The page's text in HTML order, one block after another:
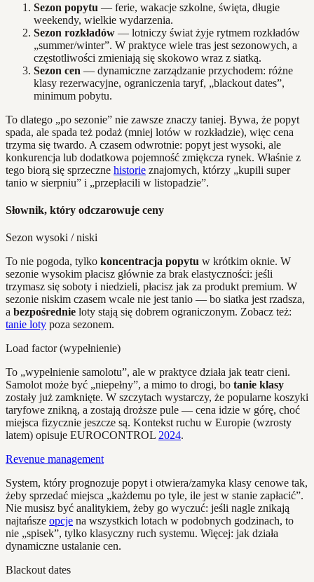
Sezon popytu — ferie, wakacje szkolne, święta, długie
weekendy, wielkie wydarzenia.
Sezon rozkładów — lotniczy świat żyje rytmem rozkładów
„summer/winter”. W praktyce wiele tras jest sezonowych, a
częstotliwości zmieniają się skokowo wraz z siatką.
Sezon cen — dynamiczne zarządzanie przychodem: różne
klasy rezerwacyjne, ograniczenia taryf, „blackout dates”,
minimum pobytu.
To dlatego „po sezonie” nie zawsze znaczy taniej. Bywa, że popyt
spada, ale spada też podaż (mniej lotów w rozkładzie), więc cena
trzyma się twardo. A czasem odwrotnie: popyt jest wysoki, ale
konkurencja lub dodatkowa pojemność zmiękcza rynek. Właśnie z
tego biorą się sprzeczne historie znajomych, którzy „kupili super
tanio w sierpniu” i „przepłacili w listopadzie”.
Słownik, który odczarowuje ceny
Sezon wysoki / niski
To nie pogoda, tylko koncentracja popytu w krótkim oknie. W
sezonie wysokim płacisz głównie za brak elastyczności: jeśli
trzymasz się soboty i niedzieli, płacisz jak za produkt premium. W
sezonie niskim czasem wcale nie jest tanio — bo siatka jest rzadsza,
a bezpośrednie loty stają się dobrem ograniczonym. Zobacz też:
tanie loty poza sezonem.
Load factor (wypełnienie)
To „wypełnienie samolotu”, ale w praktyce działa jak teatr cieni.
Samolot może być „niepełny”, a mimo to drogi, bo tanie klasy
zostały już zamknięte. W szczytach wystarczy, że popularne koszyki
taryfowe znikną, a zostają droższe pule — cena idzie w górę, choć
miejsca fizycznie jeszcze są. Kontekst ruchu w Europie (wzrosty
latem) opisuje EUROCONTROL 2024.
Revenue management
System, który prognozuje popyt i otwiera/zamyka klasy cenowe tak,
żeby sprzedać miejsca „każdemu po tyle, ile jest w stanie zapłacić”.
Nie musisz być analitykiem, żeby go wyczuć: jeśli nagle znikają
najtańsze opcje na wszystkich lotach w podobnych godzinach, to
nie „spisek”, tylko klasyczny ruch systemu. Więcej: jak działa
dynamiczne ustalanie cen.
Blackout dates